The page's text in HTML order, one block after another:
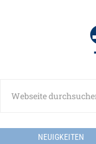
NEUIGKEITEN